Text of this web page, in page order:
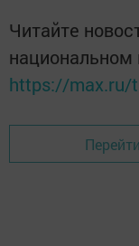
Читайте
https://max.ru/